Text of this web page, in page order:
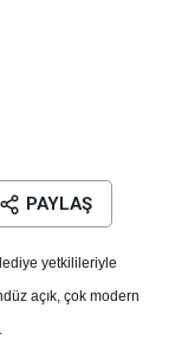
PAYLAŞ
yetkilileriyle
açık, çok modern